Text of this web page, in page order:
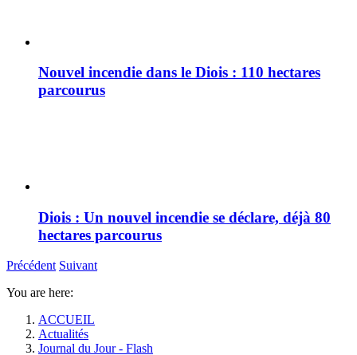
Nouvel incendie dans le Diois : 110 hectares
parcourus
Diois : Un nouvel incendie se déclare, déjà 80
hectares parcourus
Précédent Suivant
You are here:
ACCUEIL
Actualités
Journal du Jour - Flash